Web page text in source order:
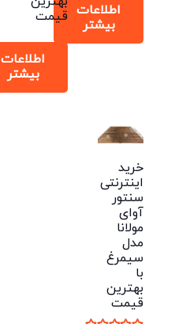
اطلاعات
بیشتر
قیمت
اطلاعات
بیشتر
خرید
اینترنتی
سنتور
آوای
مولانا
مدل
سیمرغ
با
بهترین
قیمت